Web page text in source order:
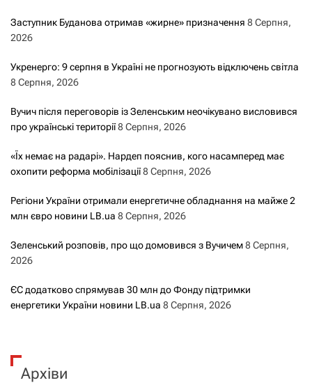
Заступник Буданова отримав «жирне» призначення 8 Серпня,
2026
Укренерго: 9 серпня в Україні не прогнозують відключень світла
8 Серпня, 2026
Вучич після переговорів із Зеленським неочікувано висловився
про українські території8 Серпня, 2026
«Їх немає на радарі». Нардеп пояснив, кого насамперед має
охопити реформа мобілізації8 Серпня, 2026
Регіони України отримали енергетичне обладнання на майже 2
млн євро новини LB.ua 8 Серпня, 2026
Зеленський розповів, про що домовився з Вучичем8 Серпня,
2026
ЄС додатково спрямував 30 млн до Фонду підтримки
енергетики України новини LB.ua 8 Серпня, 2026
Архіви